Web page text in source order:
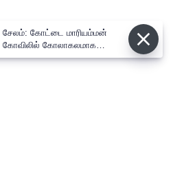
சேலம்: கோட்டை மாரியம்மன்
கோவிலில் கோலாகலமாக
நடைபெற்ற தேரோட்டம்